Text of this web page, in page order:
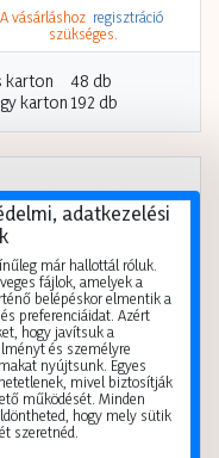
A vásárláshoz regisztráció
szükséges.
karton
48 db
karton 192 db
dália 95cm 3fej több szín
adatkezelési
már hallottál róluk.
fájlok, amelyek a
belépéskor elmentik a
preferenciáidat. Azért
hogy javítsuk a
és személyre
nyújtsunk. Egyes
mivel biztosítják
működését. Minden
hogy mely sütik
szeretnéd.